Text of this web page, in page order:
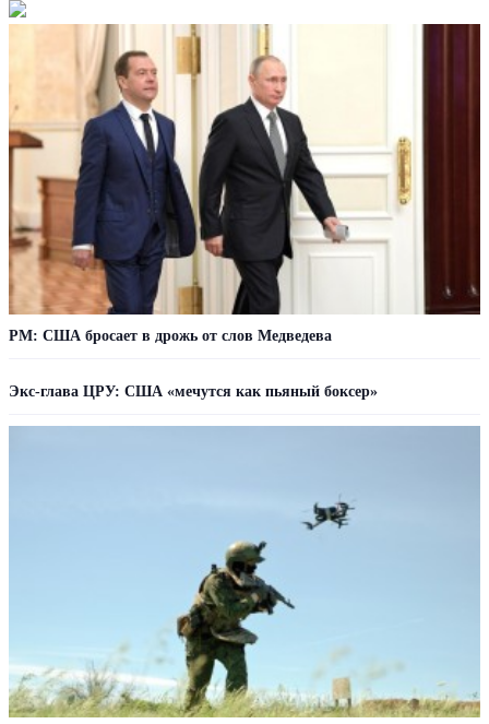
PM: США бросает в дрожь от слов Медведева
Экс-глава ЦРУ: США «мечутся как пьяный боксер»